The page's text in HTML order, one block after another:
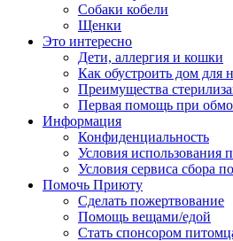
Собаки кобели
Щенки
Это интересно
Дети, аллергия и кошки
Как обустроить дом для
Преимущества
Первая помощь при
Информация
Конфиденциальность
Условия использования
Условия сервиса сбора
Помочь Приюту
Сделать пожертвование
Помощь вещами/едой
Стать спонсором